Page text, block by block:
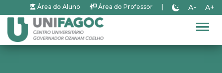
Área do Aluno Área do Professor A- A+